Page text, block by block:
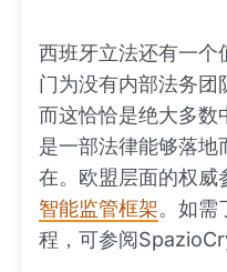
西班牙立法还有一个
门为没有内部法务团
而这恰恰是绝大多数
是一部法律能够落地
在。欧盟层面的权威
智能监管框架。如需
程，可参阅